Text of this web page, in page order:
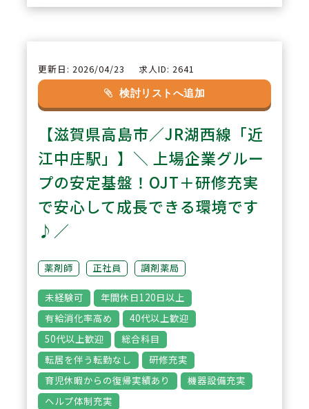
POINT 2
【充実した教育体制】
OJTを中心に、本社フォローやW
EB研修など教育体制が整ってお
り、経験に不安のある方でも安心
してスタートできます。継続的に
知識・スキルを高められる環境で
す。
POINT3
【幅広い業務経験】
調剤業務に加え、在宅医療やセル
フメディケーション支援、地域活
動など幅広い業務に携わることが
できます。薬剤師としての専門性
を高めたい方におすすめです。
更新日: 2026/04/23 求人ID: 2641
検討リストへ追加
【滋賀県高島市／JR湖西線「近
江中庄駅」】＼ 上場企業グルー
プの安定基盤！OJT＋研修充実
で安心して成長できる環境です
♪／
薬剤師 正社員 調剤薬局
未経験可
年間休日120日以上
有給消化率高め
40代以上歓迎
50代以上歓迎
総合科目
転居を伴う転勤なし
研修充実
育児休暇からの復帰実績あり
機器設備充実
ヘルプ体制充実